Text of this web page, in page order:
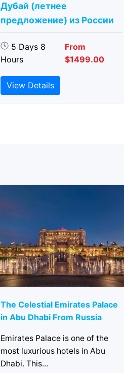
Дубай (летнее
предложение) из России
5 Days 8
Hours
From
$1499.00
View Details
The Celestial Emirates Palace
in Abu Dhabi From Russia
Emirates Palace is one of the
most luxurious hotels in Abu
Dhabi. This...